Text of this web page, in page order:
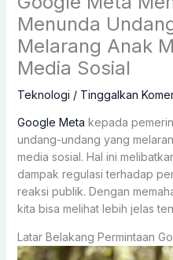
Menunda
Melarang Anak
Media Sosial
Teknologi / Tinggalkan
Google Meta kepada
undang-undang yang
media sosial. Hal ini
dampak regulasi terhadap
reaksi publik. Dengan
kita bisa melihat lebih jelas
Latar Belakang Permintaan